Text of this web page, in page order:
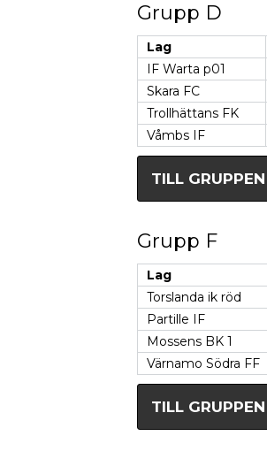
Grupp D
Lag
IF Warta p01
Skara FC
Trollhättans FK
Våmbs IF
TILL GRUPPEN
Grupp F
Lag
Torslanda ik röd
Partille IF
Mossens BK 1
Värnamo Södra FF
TILL GRUPPEN